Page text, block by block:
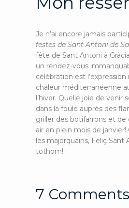
Je n’ai encore jamais
festes de Sant Antoni de
fête de Sant Antoni à
un rendez-vous
célébration est
chaleur méditerranéenne
l’hiver. Quelle joie de venir
dans la foule auprès des
griller des botifarrons et de
air en plein mois de
les majorquains, Feliç Sant
tothom!
7 Comments